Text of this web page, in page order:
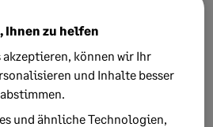
de/blog/welche-neuen-modelle-
sind-im-trend-fy21/
sie auf 🎙️💚🎧
Ihnen zu helfen
akzeptieren, können wir Ihr
und Inhalte besser
und ähnliche Technologien,